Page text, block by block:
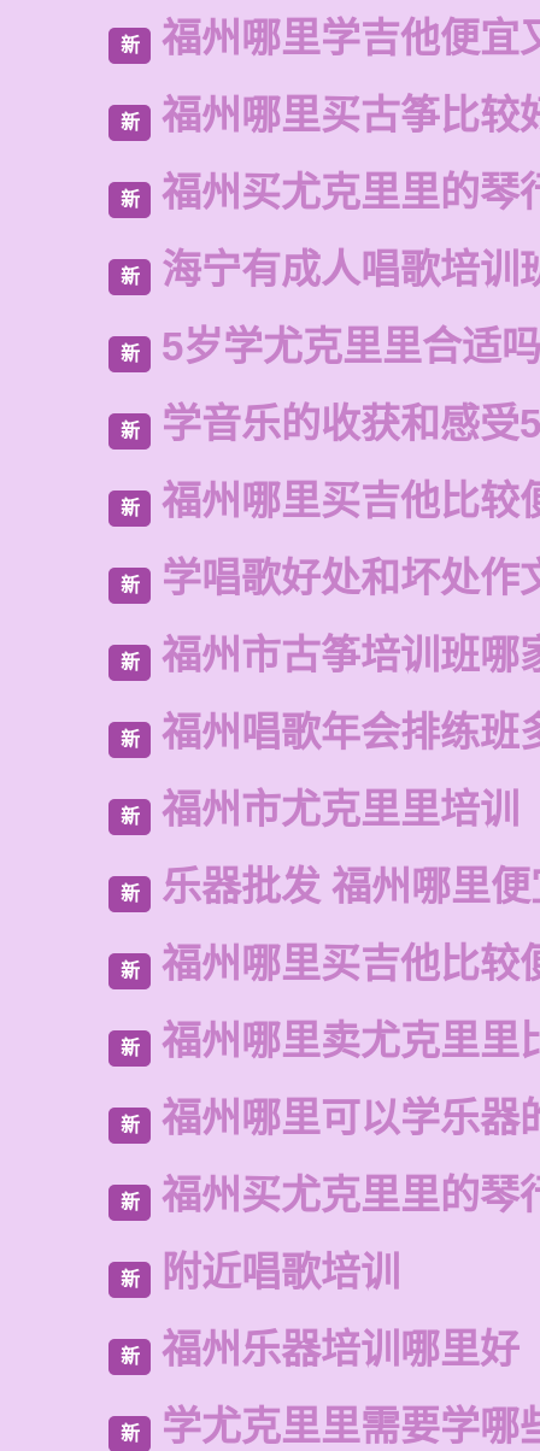
新 福州哪里学吉他便宜
新 福州哪里买古筝比较
新 福州买尤克里里的琴
新 海宁有成人唱歌培训
新 5岁学尤克里里合适
新 学音乐的收获和感受
新 福州哪里买吉他比较
新 学唱歌好处和坏处作
新 福州市古筝培训班哪
新 福州唱歌年会排练班
新 福州市尤克里里培训
新 乐器批发 福州哪里
新 福州哪里买吉他比较
新 福州哪里卖尤克里里
新 福州哪里可以学乐器
新 福州买尤克里里的琴
新 附近唱歌培训
新 福州乐器培训哪里好
新 学尤克里里需要学哪